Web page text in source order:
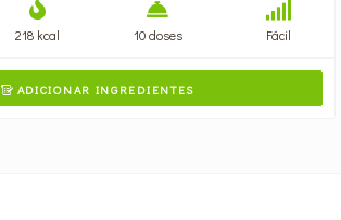
218 kcal 10 doses Fácil
ADICIONAR INGREDIENTES